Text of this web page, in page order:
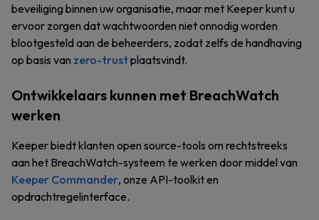
beveiliging binnen uw organisatie, maar met Keeper kunt u
ervoor zorgen dat wachtwoorden niet onnodig worden
blootgesteld aan de beheerders, zodat zelfs de handhaving
op basis van zero-trustplaatsvindt.
Ontwikkelaars kunnen met BreachWatch
werken
Keeper biedt klanten open source-tools om rechtstreeks
aan het BreachWatch-systeem te werken door middel van
Keeper Commander, onze API-toolkit en
opdrachtregelinterface.